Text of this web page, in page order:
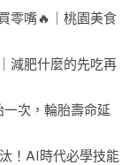
零嘴🔥｜桃園美食
減肥什麼的先吃再
次，輪胎壽命延
！AI時代必學技能